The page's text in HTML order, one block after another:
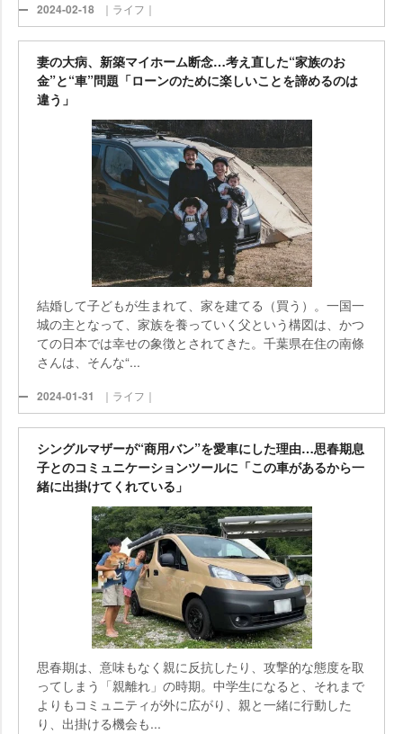
2024-02-18 ｜ライフ｜
妻の大病、新築マイホーム断念…考え直した“家族のお
金”と“車”問題「ローンのために楽しいことを諦めるのは
違う」
結婚して子どもが生まれて、家を建てる（買う）。一国一
城の主となって、家族を養っていく父という構図は、かつ
ての日本では幸せの象徴とされてきた。千葉県在住の南條
さんは、そんな“...
2024-01-31 ｜ライフ｜
シングルマザーが“商用バン”を愛車にした理由…思春期息
子とのコミュニケーションツールに「この車があるから一
緒に出掛けてくれている」
思春期は、意味もなく親に反抗したり、攻撃的な態度を取
ってしまう「親離れ」の時期。中学生になると、それまで
よりもコミュニティが外に広がり、親と一緒に行動した
り、出掛ける機会も...